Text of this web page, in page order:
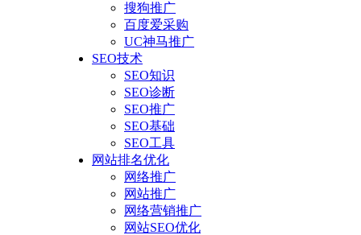
搜狗推广
百度爱采购
UC神马推广
SEO技术
SEO知识
SEO诊断
SEO推广
SEO基础
SEO工具
网站排名优化
网络推广
网站推广
网络营销推广
网站SEO优化